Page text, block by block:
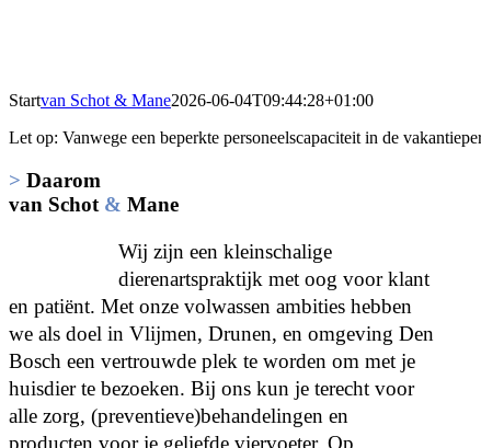
Startvan Schot & Mane2026-06-04T09:44:28+01:00
Let op: Vanwege een beperkte personeelscapaciteit in de
> Daarom
van Schot & Mane
Wij zijn een kleinschalige
dierenartspraktijk met oog voor klant
en patiënt. Met onze volwassen ambities hebben
we als doel in Vlijmen, Drunen, en omgeving Den
Bosch een vertrouwde plek te worden om met je
huisdier te bezoeken. Bij ons kun je terecht voor
alle zorg, (preventieve)behandelingen en
producten voor je geliefde viervoeter. Op